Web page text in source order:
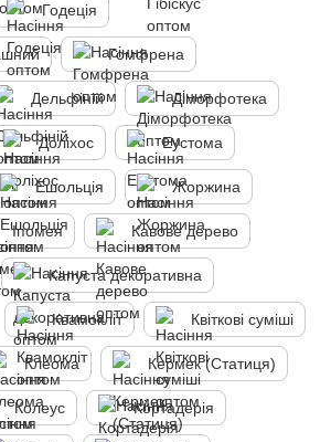
Годеція
Гомфрена
Дельфіній Діморфотека
Доліхос Еустома
Ешольція Жоржина
Іпомея Кавове дерево
Капуста декоративна
Квамокліт Квіткові суміші
Клеома Кермек (Статиця)
Колеус Кортадерія